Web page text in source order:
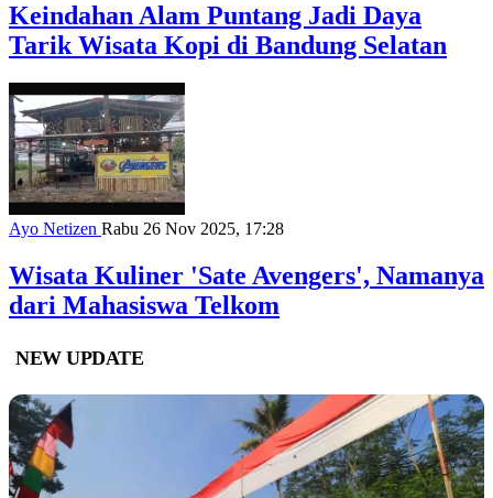
Keindahan Alam Puntang Jadi Daya
Tarik Wisata Kopi di Bandung Selatan
Ayo Netizen Rabu 26 Nov 2025, 17:28
Wisata Kuliner 'Sate Avengers', Namanya
dari Mahasiswa Telkom
NEW UPDATE